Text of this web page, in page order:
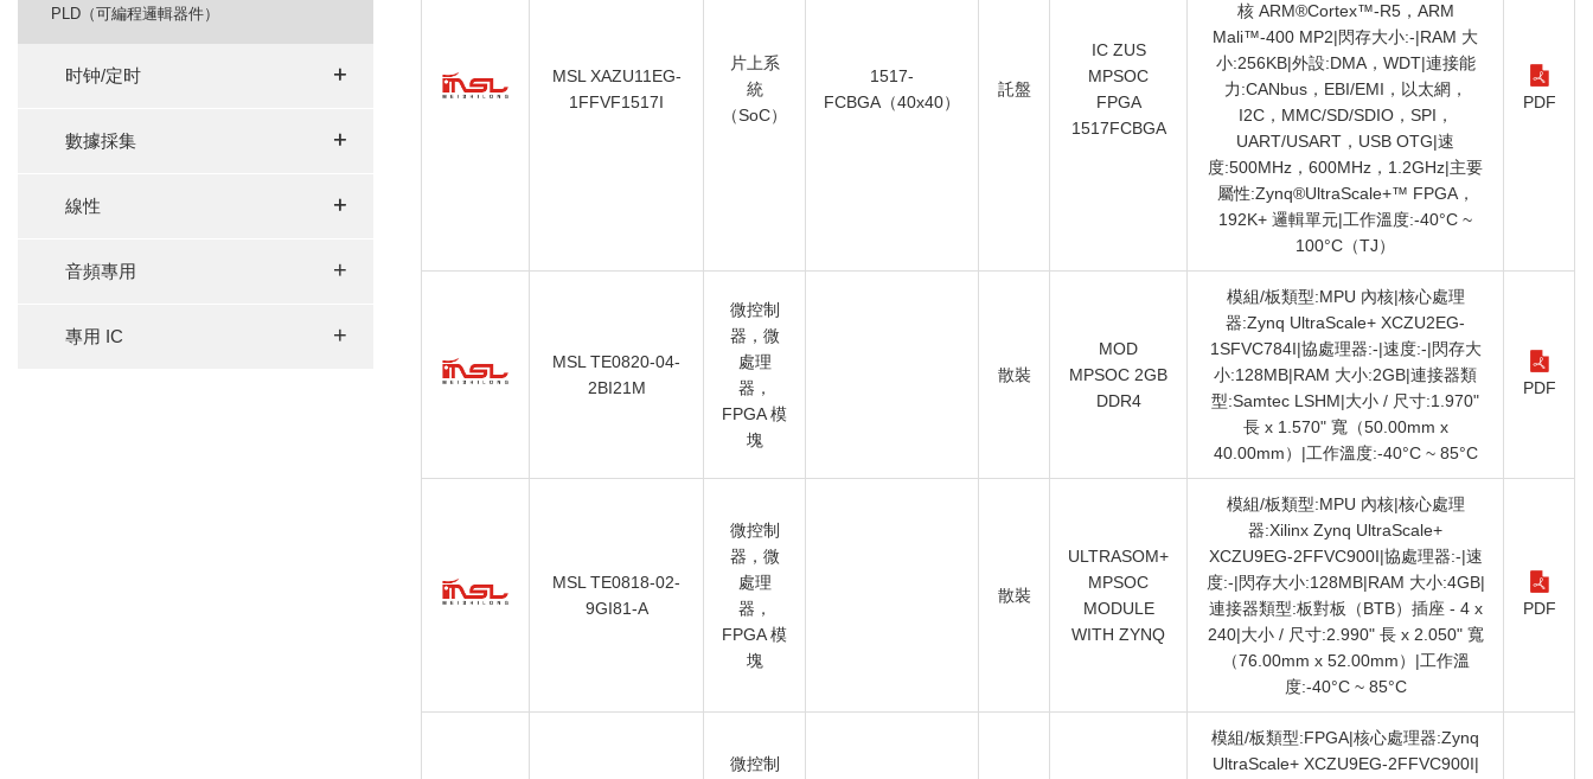
PLD（可編程邏輯器件）
时钟/定时 +
+
數據採集 +
+
線性 +
+
音頻專用 +
專用 IC +
MSL XAZU11EG-
1FFVF1517I
片上系
統
（SoC）
1517-
FCBGA（40x40）
託盤
IC ZUS
MPSOC
FPGA
1517FCBGA
核 ARM®Cortex™-R5，ARM
Mali™-400 MP2|閃存大小:-|RAM 大
小:256KB|外設:DMA，WDT|連接能
力:CANbus，EBI/EMI，以太網，
I2C，MMC/SD/SDIO，SPI，
UART/USART，USB OTG|速
度:500MHz，600MHz，1.2GHz|主要
屬性:Zynq®UltraScale+™ FPGA，
192K+ 邏輯單元|工作溫度:-40°C ~
100°C（TJ）
PDF
MSL TE0820-04-
2BI21M
微控制
器，微
處理
器，
FPGA 模
塊
散裝
MOD
MPSOC 2GB
DDR4
模組/板類型:MPU 內核|核心處理
器:Zynq UltraScale+ XCZU2EG-
1SFVC784I|協處理器:-|速度:-|閃存大
小:128MB|RAM 大小:2GB|連接器類
型:Samtec LSHM|大小 / 尺寸:1.970"
長 x 1.570" 寬（50.00mm x
40.00mm）|工作溫度:-40°C ~ 85°C
PDF
MSL TE0818-02-
9GI81-A
微控制
器，微
處理
器，
FPGA 模
塊
散裝
ULTRASOM+
MPSOC
MODULE
WITH ZYNQ
模組/板類型:MPU 內核|核心處理
器:Xilinx Zynq UltraScale+
XCZU9EG-2FFVC900I|協處理器:-|速
度:-|閃存大小:128MB|RAM 大小:4GB|
連接器類型:板對板（BTB）插座 - 4 x
240|大小 / 尺寸:2.990" 長 x 2.050" 寬
（76.00mm x 52.00mm）|工作溫
度:-40°C ~ 85°C
PDF
微控制
模組/板類型:FPGA|核心處理器:Zynq
UltraScale+ XCZU9EG-2FFVC900I|